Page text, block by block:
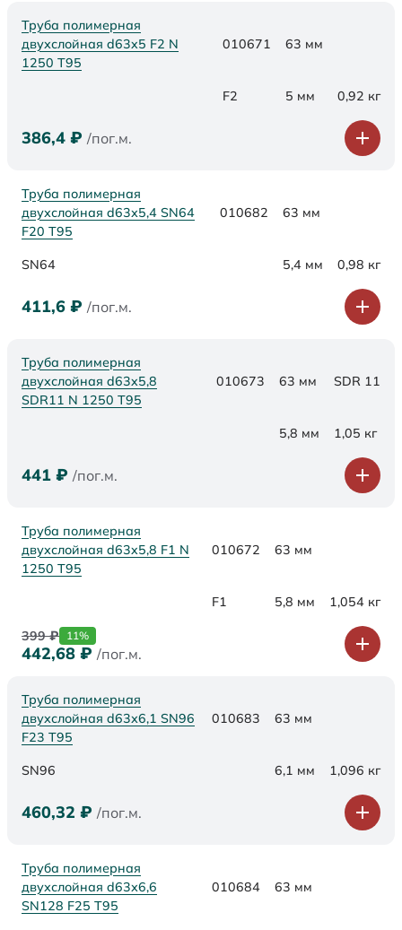
Труба полимерная
двухслойная d63x5 F2 N
1250 Т95
010671 63 мм
F2 5 мм 0,92 кг
386,4 ₽ /пог.м.
Труба полимерная
двухслойная d63х5,4 SN64
F20 Т95
010682 63 мм
SN64 5,4 мм 0,98 кг
411,6 ₽ /пог.м.
Труба полимерная
двухслойная d63x5,8
SDR11 N 1250 Т95
010673 63 мм SDR 11
5,8 мм 1,05 кг
441 ₽ /пог.м.
Труба полимерная
двухслойная d63x5,8 F1 N
1250 Т95
010672 63 мм
F1 5,8 мм 1,054 кг
399₽ 11%
442,68 ₽ /пог.м.
Труба полимерная
двухслойная d63х6,1 SN96
F23 Т95
010683 63 мм
SN96 6,1 мм 1,096 кг
460,32 ₽ /пог.м.
Труба полимерная
двухслойная d63х6,6
SN128 F25 Т95
010684 63 мм